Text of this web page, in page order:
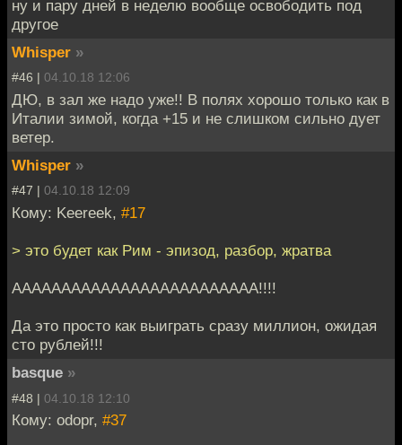
ну и пару дней в неделю вообще освободить под
другое
Whisper »
#46 | 04.10.18 12:06
ДЮ, в зал же надо уже!! В полях хорошо только как в
Италии зимой, когда +15 и не слишком сильно дует
ветер.
Whisper »
#47 | 04.10.18 12:09
Кому: Keereek, #17
> это будет как Рим - эпизод, разбор, жратва
ААААААААААААААААААААААААА!!!!
Да это просто как выиграть сразу миллион, ожидая
сто рублей!!!
basque »
#48 | 04.10.18 12:10
Кому: odopr, #37